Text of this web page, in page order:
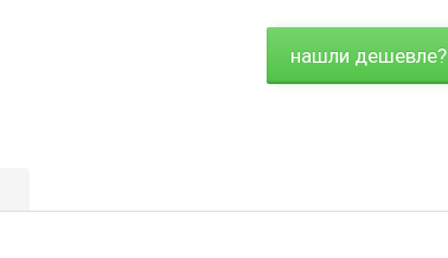
нашли дешевле?